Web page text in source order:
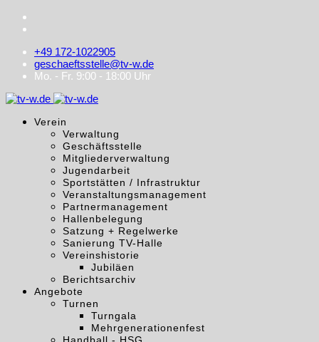
+49 172-1022905
geschaeftsstelle@tv-w.de
Mo. - Fr. 9:00 - 18:00 Uhr
Verein
Verwaltung
Geschäftsstelle
Mitgliederverwaltung
Jugendarbeit
Sportstätten / Infrastruktur
Veranstaltungsmanagement
Partnermanagement
Hallenbelegung
Satzung + Regelwerke
Sanierung TV-Halle
Vereinshistorie
Jubiläen
Berichtsarchiv
Angebote
Turnen
Turngala
Mehrgenerationenfest